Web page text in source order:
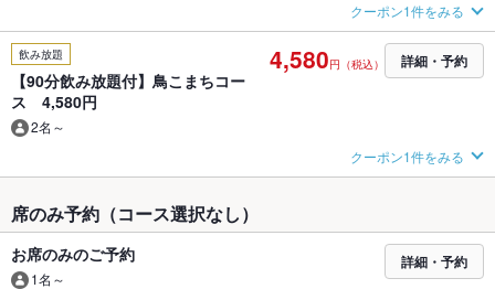
クーポン1件をみる
飲み放題
【90分飲み放題付】鳥こまちコー
ス 4,580円
2名～
4,580円（税込） 詳細・予約
クーポン1件をみる
席のみ予約（コース選択なし）
お席のみのご予約
1名～
詳細・予約